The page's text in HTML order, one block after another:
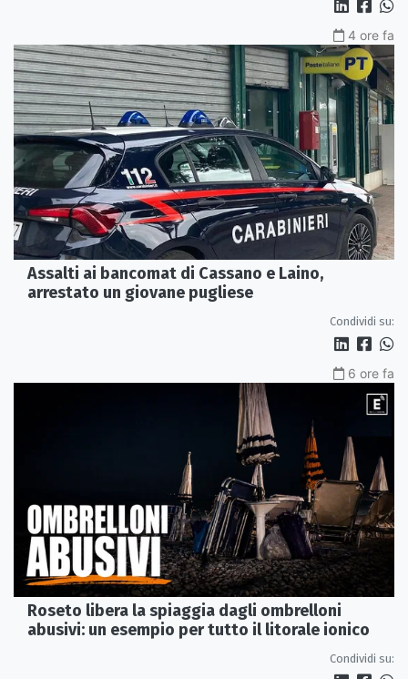
4 ore fa
Assalti ai bancomat di Cassano e Laino,
arrestato un giovane pugliese
Condividi su:
6 ore fa
Roseto libera la spiaggia dagli ombrelloni
abusivi: un esempio per tutto il litorale ionico
Condividi su: